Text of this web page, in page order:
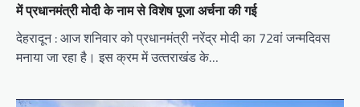
में प्रधानमंत्री मोदी के नाम से विशेष पूजा अर्चना की गई
देहरादून : आज शनिवार को प्रधानमंत्री नरेंद्र मोदी का 72वां जन्‍मदिवस
मनाया जा रहा है। इस क्रम में उत्‍तराखंड के…